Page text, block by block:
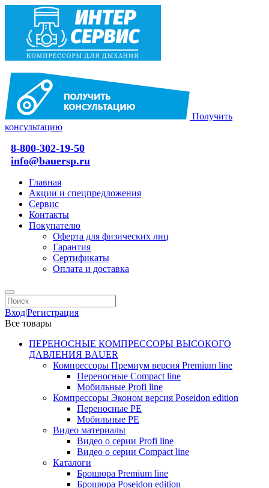
Получить
консультацию
8-800-302-19-50
info@bauersp.ru
Главная
Акции и спецпредложения
Сервис
Контакты
Покупателю
Оферта для физических лиц
Гарантия
Сертификаты
Оплата и доставка
Вход|Регистрация
Все товары
ПЕРЕНОСНЫЕ КОМПРЕССОРЫ ВЫСОКОГО
ДАВЛЕНИЯ BAUER
Компрессоры Премиум версия Premium line
Переносные Compact line
Мобильные Profi line
Компрессоры Эконом версия Poseidon edition
Переносные PE
Мобильные PE
Видео материалы
Видео о серии Profi line
Видео о серии Compact line
Каталоги
Брошюра Premium line
Брошюра Poseidon edition